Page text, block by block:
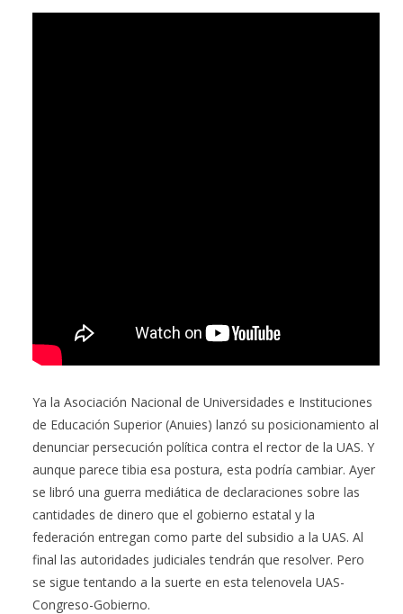
Ya la Asociación Nacional de Universidades e Instituciones
de Educación Superior (Anuies) lanzó su posicionamiento al
denunciar persecución política contra el rector de la UAS. Y
aunque parece tibia esa postura, esta podría cambiar. Ayer
se libró una guerra mediática de declaraciones sobre las
cantidades de dinero que el gobierno estatal y la
federación entregan como parte del subsidio a la UAS. Al
final las autoridades judiciales tendrán que resolver. Pero
se sigue tentando a la suerte en esta telenovela UAS-
Congreso-Gobierno.